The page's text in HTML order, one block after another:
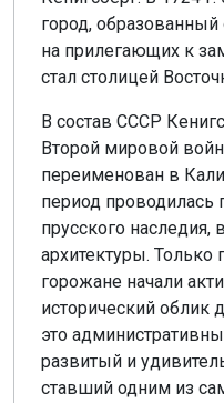
город,
на прилегающих к
стал столицей
В состав СССР
Второй мировой
переименован в
период проводилась
прусского наследия,
архитектуры. Только
горожане начали
исторический облик
это
развитый и
ставший одним из